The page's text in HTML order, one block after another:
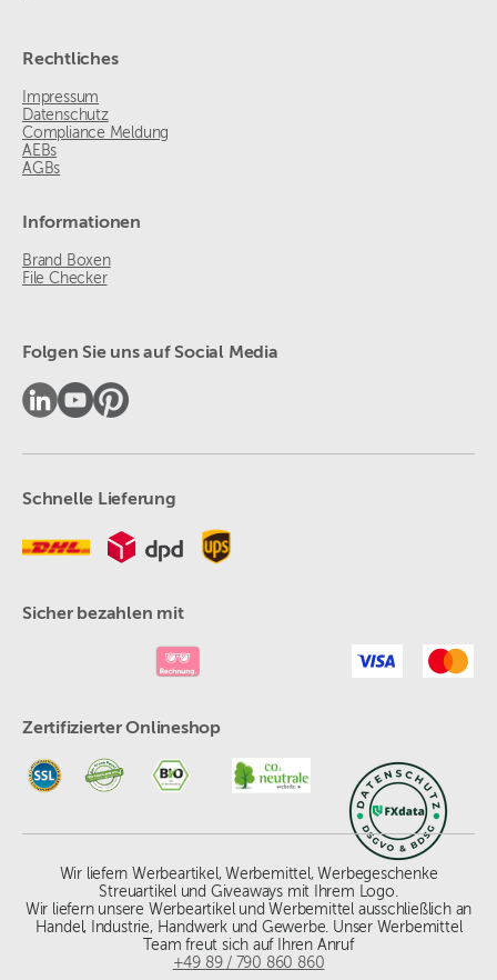
Rechtliches
Impressum
Datenschutz
Compliance Meldung
AEBs
AGBs
Informationen
Brand Boxen
File Checker
Folgen Sie uns auf Social Media
Schnelle Lieferung
Sicher bezahlen mit
Zertifizierter Onlineshop
Wir liefern Werbeartikel, Werbemittel, Werbegeschenke
Streuartikel und Giveaways mit Ihrem Logo.
Wir liefern unsere Werbeartikel und Werbemittel ausschließlich an
Handel, Industrie, Handwerk und Gewerbe. Unser Werbemittel
Team freut sich auf Ihren Anruf
+49 89 / 790 860 860